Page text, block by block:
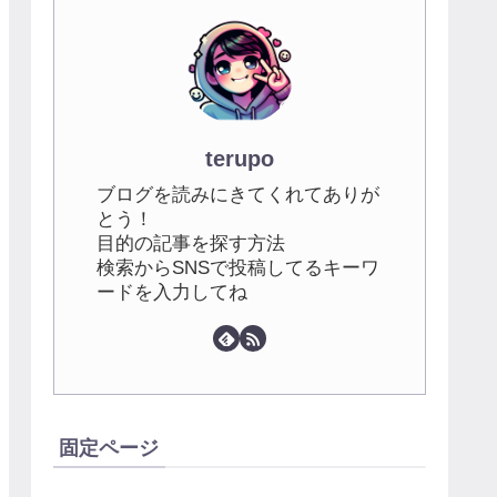
terupo
ブログを読みにきてくれてありが
とう！
目的の記事を探す方法
検索からSNSで投稿してるキーワ
ードを入力してね
固定ページ